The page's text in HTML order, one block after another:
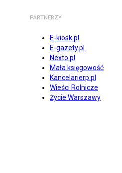
PARTNERZY
E-kiosk.pl
E-gazety.pl
Nexto.pl
Mała księgowość
Kancelarierp.pl
Wieści Rolnicze
Życie Warszawy